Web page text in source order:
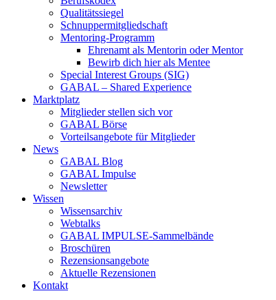
Qualitätssiegel
Schnuppermitgliedschaft
Mentoring-Programm
Ehrenamt als Mentorin oder Mentor
Bewirb dich hier als Mentee
Special Interest Groups (SIG)
GABAL – Shared Experience
Marktplatz
Mitglieder stellen sich vor
GABAL Börse
Vorteilsangebote für Mitglieder
News
GABAL Blog
GABAL Impulse
Newsletter
Wissen
Wissensarchiv
Webtalks
GABAL IMPULSE-Sammelbände
Broschüren
Rezensionsangebote
Aktuelle Rezensionen
Kontakt